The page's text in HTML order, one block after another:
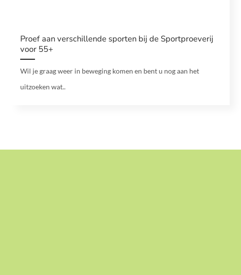
Proef aan verschillende sporten bij de Sportproeverij
voor 55+
Wil je graag weer in beweging komen en bent u nog aan het
uitzoeken wat..